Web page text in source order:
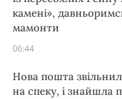
камені»,
мамонти
06:44
Нова пошта
на спеку, і знайшла